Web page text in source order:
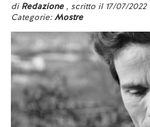
di Redazione , scritto il 17/07/2022
Categorie:Mostre